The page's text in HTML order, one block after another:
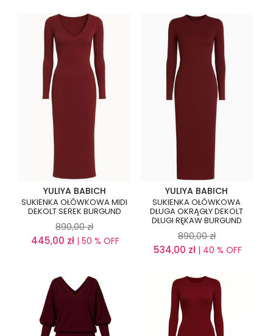
YULIYA BABICH
SUKIENKA OŁÓWKOWA MIDI
DEKOLT SEREK BURGUND
890,00 zł
445,00 zł | 50 % OFF
YULIYA BABICH
SUKIENKA OŁÓWKOWA
DŁUGA OKRĄGŁY DEKOLT
DŁUGI RĘKAW BURGUND
890,00 zł
534,00 zł| 40 % OFF